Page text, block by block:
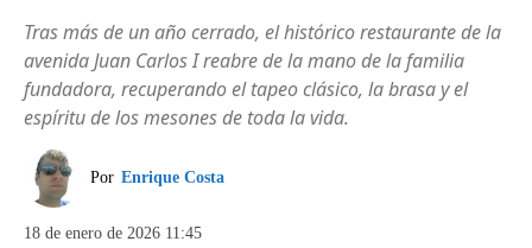
Tras más de un año cerrado, el histórico restaurante de la
avenida Juan Carlos I reabre de la mano de la familia
fundadora, recuperando el tapeo clásico, la brasa y el
espíritu de los mesones de toda la vida.
Por Enrique Costa
18 de enero de 2026 11:45